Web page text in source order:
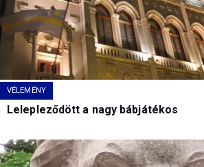
VÉLEMÉNY
Lelepleződött a nagy bábjátékos